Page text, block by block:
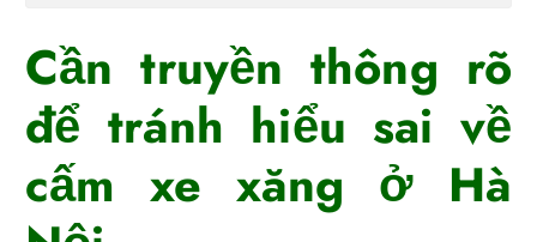
Cần truyền thông rõ
để tránh hiểu sai về
cấm xe xăng ở Hà